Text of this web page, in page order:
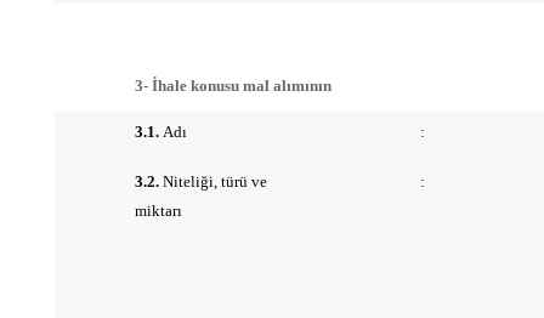
3- İhale konusu mal alımının
3.1. Adı :
3.2.Niteliği, türü ve
miktarı
: